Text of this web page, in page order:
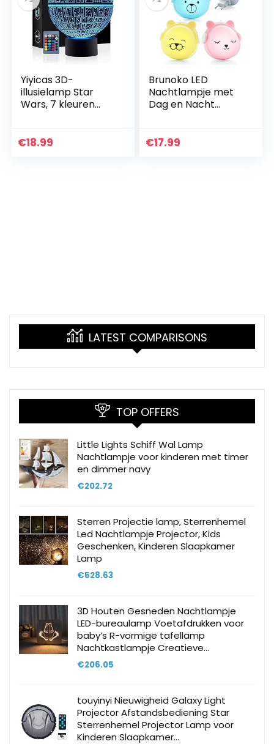
Yiyicas 3D-
illusielamp Star
Wars, 7 kleuren
afstandsbediening,
€18.99
Brunoko LED
Nachtlampje met
Dag en Nacht
Nachtlampje
€17.99
LATEST COMPARISONS
TOP OFFERS
Little Lights Schiff Wal Lamp
Nachtlampje voor kinderen met timer
en dimmer navy
€202.72
Sterren Projectie lamp, Sterrenhemel
Led Nachtlampje Projector, Kids
Geschenken, Kinderen Slaapkamer
Lamp
€528.63
3D Houten Gesneden Nachtlampje
LED-bureaulamp Voetafdrukken voor
baby’s R-vormige tafellamp
Nachtkastlampje Creatieve…
€206.05
touyinyi Nieuwigheid Galaxy Light
Projector Afstandsbediening Star
Sterrenhemel Projector Lamp voor
Kinderen Slaapkamer…